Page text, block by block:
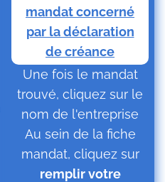
mandat concerné
par la déclaration
de créance
Une fois le mandat
trouvé, cliquez sur le
nom de l'entreprise
Au sein de la fiche
mandat, cliquez sur
remplir votre